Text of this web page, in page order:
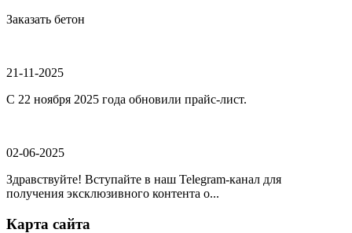
Заказать бетон
21-11-2025
С 22 ноября 2025 года обновили прайс-лист.
02-06-2025
Здравствуйте! Вступайте в наш Telegram-канал для
получения эксклюзивного контента о...
Карта сайта